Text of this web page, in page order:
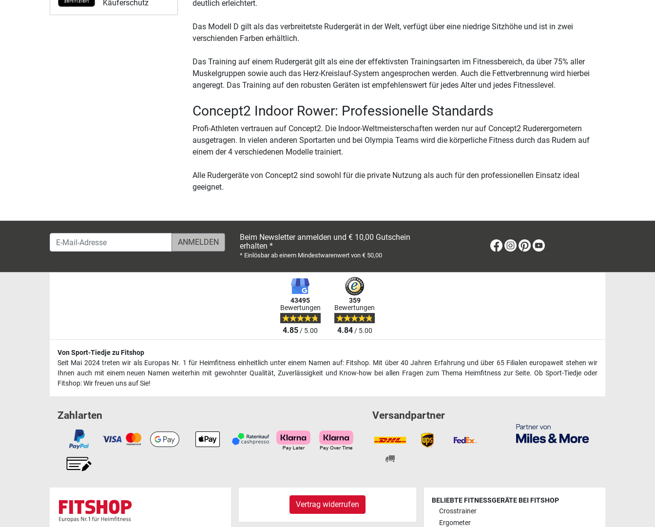
Käuferschutz
deutlich erleichtert.
Das Modell D gilt als das verbreitetste Rudergerät in der Welt, verfügt über eine niedrige Sitzhöhe und ist in zwei
verschienden Farben erhältlich.
Das Training auf einem Rudergerät gilt als eine der effektivsten Trainingsarten im Fitnessbereich, da über 75% aller
Muskelgruppen sowie auch das Herz-Kreislauf-System angesprochen werden. Auch die Fettverbrennung wird hierbei
angeregt. Das Training auf den robusten Geräten ist empfehlenswert für jedes Alter und jedes Fitnesslevel.
Concept2 Indoor Rower: Professionelle Standards
Profi-Athleten vertrauen auf Concept2. Die Indoor-Weltmeisterschaften werden nur auf Concept2 Ruderergometern
ausgetragen. In vielen anderen Sportarten und bei Olympia Teams wird die körperliche Fitness durch das Rudern auf
einem der 4 verschiedenen Modelle trainiert.
Alle Rudergeräte von Concept2 sind sowohl für die private Nutzung als auch für den professionellen Einsatz ideal
geeignet.
E-Mail-Adresse
Beim Newsletter anmelden und € 10,00 Gutschein
erhalten *
* Einlösbar ab einem Mindestwarenwert von € 50,00
Facebook
Instagram
Pinterest
43495
Bewertungen
4.85/ 5.00
359
Bewertungen
4.84/ 5.00
Von Sport-Tiedje zu Fitshop
Seit Mai 2024 treten wir als Europas Nr. 1 für Heimfitness einheitlich unter einem Namen auf: Fitshop. Mit über 40 Jahren Erfahrung und über 65 Filialen europaweit stehen wir
Ihnen auch mit einem neuen Namen weiterhin mit gewohnter Qualität, Zuverlässigkeit und Know-how bei allen Fragen zum Thema Heimfitness zur Seite. Ob Sport-Tiedje oder
Fitshop: Wir freuen uns auf Sie!
Zahlarten Versandpartner
Vertrag widerrufen
BELIEBTE FITNESSGERÄTE BEI FITSHOP
Crosstrainer
Ergometer